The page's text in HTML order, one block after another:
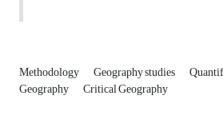
Methodology Geography studies
Geography Critical Geography